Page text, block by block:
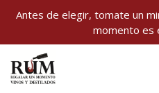
Antes de elegir, tomate un
momento es